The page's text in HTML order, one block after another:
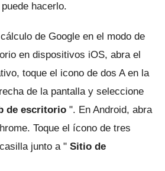
hacerlo.
de Google en el modo de
en dispositivos iOS, abra el
toque el icono de dos A en la
de la pantalla y seleccione
de escritorio ". En Android, abra
Toque el ícono de tres
junto a " Sitio de